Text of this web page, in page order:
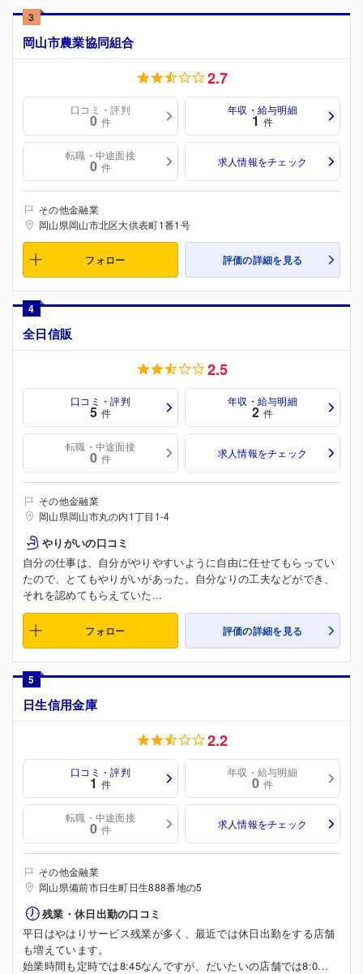
3
岡山市農業協同組合
2.7
口コミ・評判
0 件
年収・給与明細
1 件
転職・中途面接
0 件 求人情報をチェック
その他金融業
岡山県岡山市北区大供表町1番1号
フォロー 評価の詳細を見る
4
全日信販
2.5
口コミ・評判
5 件
年収・給与明細
2 件
転職・中途面接
0 件 求人情報をチェック
その他金融業
岡山県岡山市丸の内1丁目1-4
やりがいの口コミ
自分の仕事は、自分がやりやすいように自由に任せてもらってい
たので、とてもやりがいがあった。自分なりの工夫などができ、
それを認めてもらえていた...
フォロー 評価の詳細を見る
5
日生信用金庫
2.2
口コミ・評判
1 件
年収・給与明細
0 件
転職・中途面接
0 件 求人情報をチェック
その他金融業
岡山県備前市日生町日生888番地の5
残業・休日出勤の口コミ
平日はやはりサービス残業が多く、最近では休日出勤をする店舗
も増えています。
始業時間も定時では8:45なんですが、だいたいの店舗では8:0...